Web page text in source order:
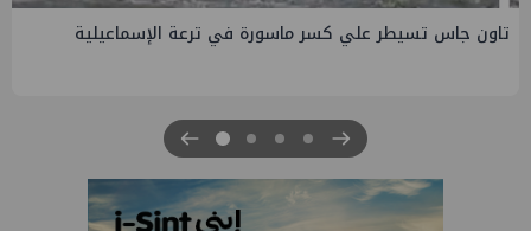
صفقة إماراتية جديدة في الساحل الشمالي ب135 مليار جنيه